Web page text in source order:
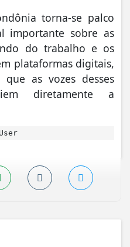
torna-se palco
importante sobre as
do trabalho e os
plataformas digitais,
as vozes desses
diretamente a